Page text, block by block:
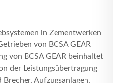
NACHRICHTEN
KONTAKT
in Zementwerken
von BCSA GEAR
von BCSA GEAR beinhaltet
der Leistungsübertragung
Aufzugsanlagen,